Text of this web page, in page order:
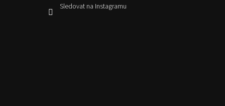
Sledovat na Instagramu